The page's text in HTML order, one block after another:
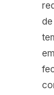
de
em